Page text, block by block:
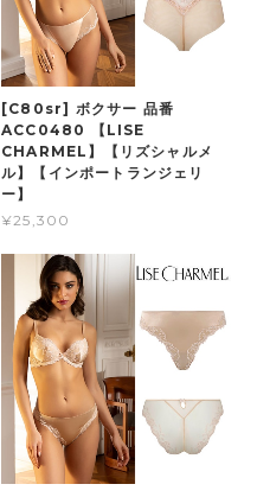
[C80sr] ボクサー 品番
ACC0480 【LISE
CHARMEL】【リズシャルメ
ル】【インポートランジェリ
ー】
¥25,300